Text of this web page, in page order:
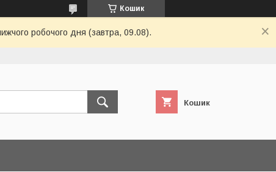
Кошик
робочого дня (завтра, 09.08).
Кошик